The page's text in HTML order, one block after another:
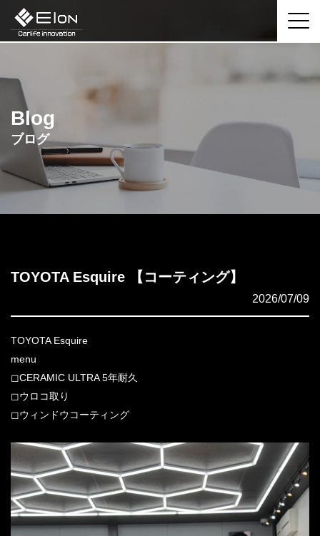
Blog
ブログ
TOYOTA Esquire 【コーティング】
2026/07/09
TOYOTA Esquire
menu
◻︎CERAMIC ULTRA 5年耐久
◻︎ウロコ取り
◻︎ウィンドウコーティング